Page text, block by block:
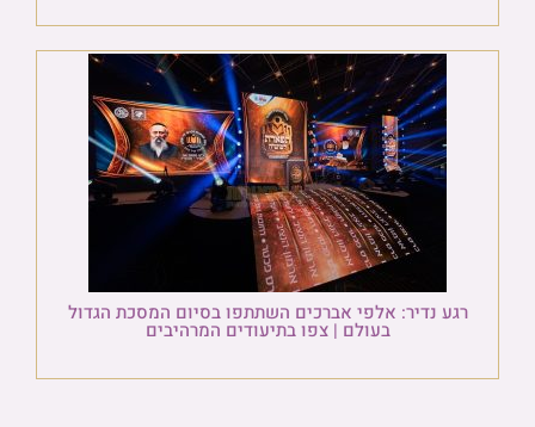
רגע נדיר: אלפי אברכים השתתפו בסיום המסכת הגדול
בעולם | צפו בתיעודים המרהיבים